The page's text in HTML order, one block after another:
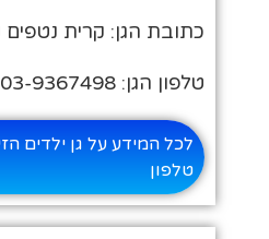
כתובת הגן: קרית נטפים
טלפון הגן: 03-9367498
לכל המידע על גן ילדים
טלפון